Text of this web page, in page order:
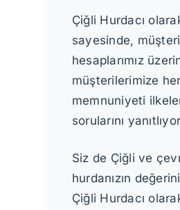
Çiğli Hurdacı
sayesinde,
hesaplarımız
müşterilerimize
memnuniyeti
sorularını
Siz de Çiğli ve
hurdanızın
Çiğli Hurdacı